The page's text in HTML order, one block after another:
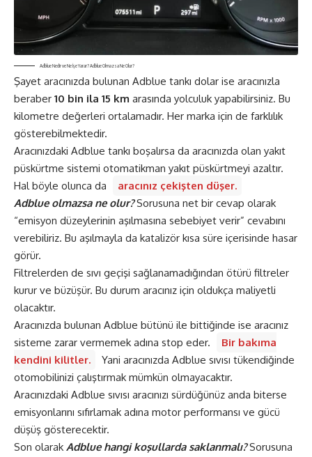
Adblue Nedir ve Ne İşe Yarar? Adblue Olmazsa Ne Olur?
Şayet aracınızda bulunan Adblue tankı dolar ise aracınızla
beraber 10 bin ila 15 km arasında yolculuk yapabilirsiniz. Bu
kilometre değerleri ortalamadır. Her marka için de farklılık
gösterebilmektedir.
Aracınızdaki Adblue tankı boşalırsa da aracınızda olan yakıt
püskürtme sistemi otomatikman yakıt püskürtmeyi azaltır.
Hal böyle olunca da
aracınız çekişten düşer.
Adblue olmazsa ne olur?Sorusuna net bir cevap olarak
“emisyon düzeylerinin aşılmasına sebebiyet verir” cevabını
verebiliriz. Bu aşılmayla da katalizör kısa süre içerisinde hasar
görür.
Filtrelerden de sıvı geçişi sağlanamadığından ötürü filtreler
kurur ve büzüşür. Bu durum aracınız için oldukça maliyetli
olacaktır.
Aracınızda bulunan Adblue bütünü ile bittiğinde ise aracınız
sisteme zarar vermemek adına stop eder.
Bir bakıma
kendini kilitler.
Yani aracınızda Adblue sıvısı tükendiğinde
otomobilinizi çalıştırmak mümkün olmayacaktır.
Aracınızdaki Adblue sıvısı aracınızı sürdüğünüz anda biterse
emisyonlarını sıfırlamak adına motor performansı ve gücü
düşüş gösterecektir.
Son olarak Adblue hangi koşullarda saklanmalı?Sorusuna